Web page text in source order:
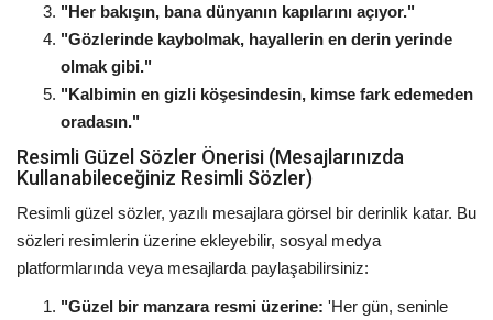
"Her bakışın, bana dünyanın kapılarını açıyor."
"Gözlerinde kaybolmak, hayallerin en derin yerinde
olmak gibi."
"Kalbimin en gizli köşesindesin, kimse fark edemeden
oradasın."
Resimli Güzel Sözler Önerisi (Mesajlarınızda
Kullanabileceğiniz Resimli Sözler)
Resimli güzel sözler, yazılı mesajlara görsel bir derinlik katar. Bu
sözleri resimlerin üzerine ekleyebilir, sosyal medya
platformlarında veya mesajlarda paylaşabilirsiniz:
"Güzel bir manzara resmi üzerine: 'Her gün, seninle